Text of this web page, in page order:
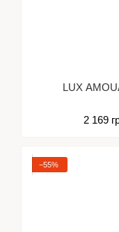
LUX
2 169
−55%